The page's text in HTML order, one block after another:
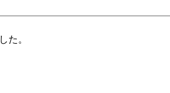
。